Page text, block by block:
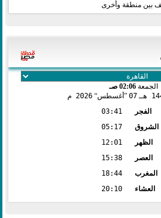
بين منطقة وأخرى
الجمعة 02:06 صـ
هـ 07 أغسطس 2026 م
الفجر
03:41
الشروق
05:17
الظهر
12:01
العصر
15:38
المغرب
18:44
العشاء
20:10